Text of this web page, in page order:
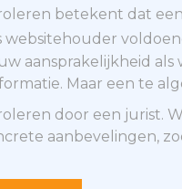
betekent dat
aansprakelijkheid
Maar een te
door een jurist.
aanbevelingen,